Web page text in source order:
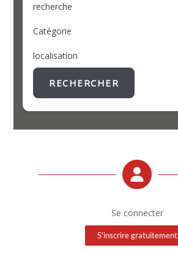
recherche
Catégorie
localisation
RECHERCHER
Se connecter
S'inscrire gratuitement